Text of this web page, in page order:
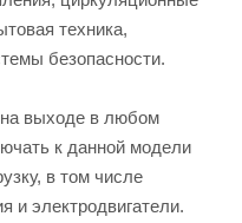
техника,
безопасности.
выходе в любом
к данной модели
в том числе
и электродвигатели.